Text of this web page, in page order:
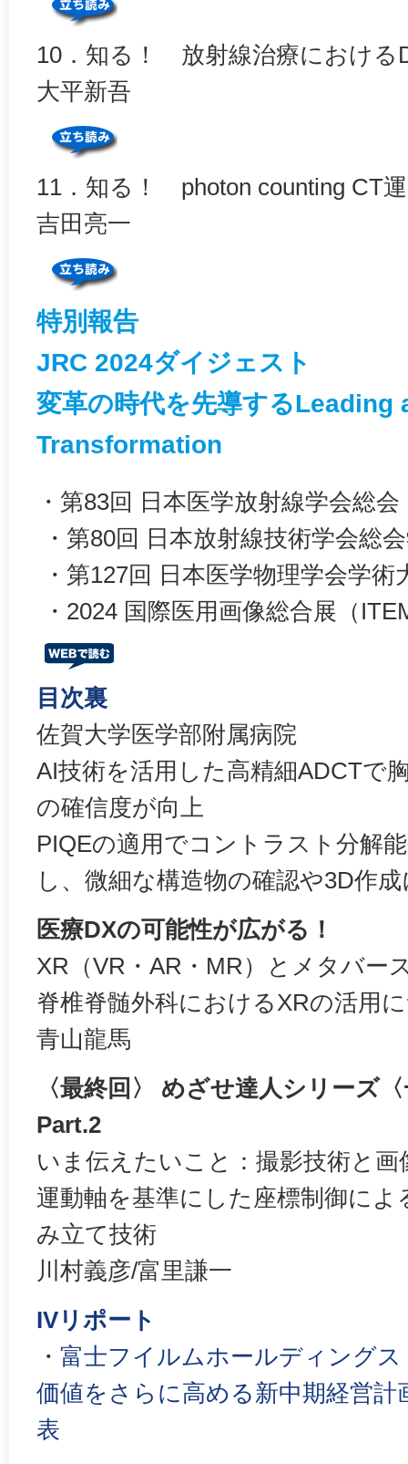
10．知る！ 放射線治療における
大平新吾
11．知る！ photon counting CT
吉田亮一
特別報告
JRC 2024ダイジェスト
変革の時代を先導するLeading
Transformation
・第83回 日本医学放射線学会総
・第80回 日本放射線技術学会総
・第127回 日本医学物理学会学術
・2024 国際医用画像総合展（
目次裏
佐賀大学医学部附属病院
AI技術を活用した高精細ADCTで
の確信度が向上
PIQEの適用でコントラスト分解
し、微細な構造物の確認や3D作
医療DXの可能性が広がる！
XR（VR・AR・MR）とメタバー
脊椎脊髄外科におけるXRの活用
青山龍馬
〈最終回〉 めざせ達人シリーズ
Part.2
いま伝えたいこと：撮影技術と画
運動軸を基準にした座標制御によ
み立て技術
川村義彦/富里謙一
IVリポート
・ 富士フイルムホールディングス
価値をさらに高める新中期経営計
表